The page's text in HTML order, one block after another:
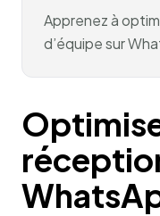
Apprenez à
d’équipe sur